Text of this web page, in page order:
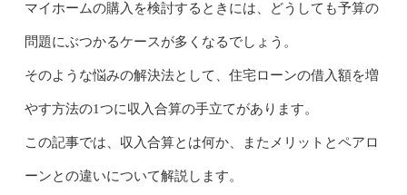
マイホームの購入を検討するときには、どうしても予算の
問題にぶつかるケースが多くなるでしょう。
そのような悩みの解決法として、住宅ローンの借入額を増
やす方法の1つに収入合算の手立てがあります。
この記事では、収入合算とは何か、またメリットとペアロ
ーンとの違いについて解説します。